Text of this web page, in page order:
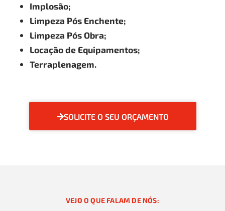
Implosão;
Limpeza Pós Enchente;
Limpeza Pós Obra;
Locação de Equipamentos;
Terraplenagem.
SOLICITE O SEU ORÇAMENTO
VEJO O QUE FALAM DE NÓS: